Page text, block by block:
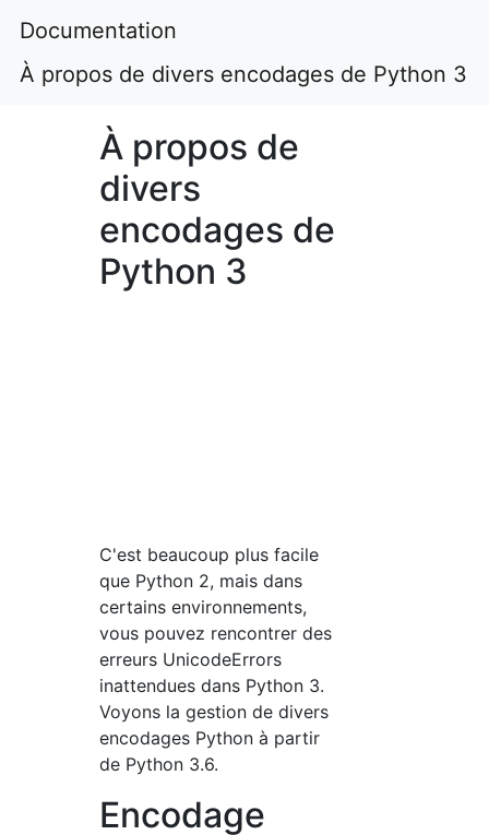
Documentation
À propos de divers encodages de Python 3
À propos de
divers
encodages de
Python 3
C'est beaucoup plus facile
que Python 2, mais dans
certains environnements,
vous pouvez rencontrer des
erreurs UnicodeErrors
inattendues dans Python 3.
Voyons la gestion de divers
encodages Python à partir
de Python 3.6.
Encodage